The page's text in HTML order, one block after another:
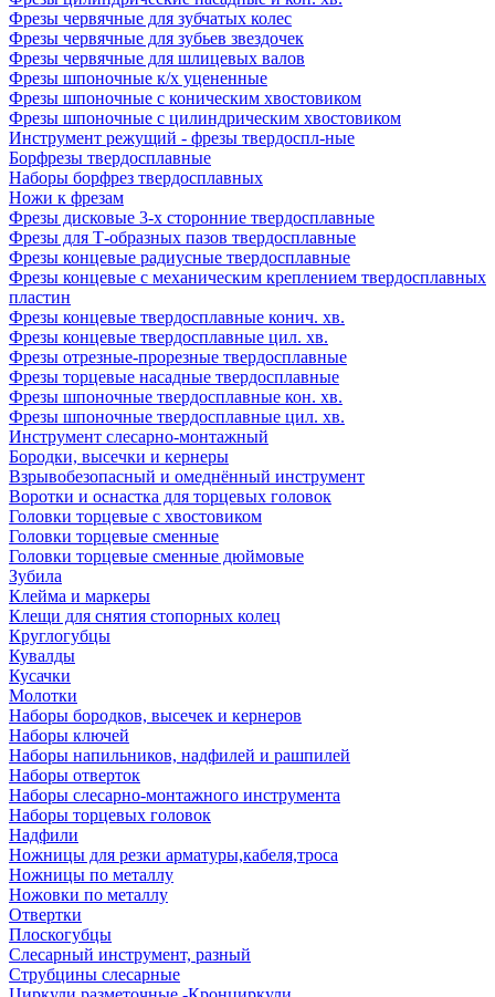
Фрезы червячные для зубчатых колес
Фрезы червячные для зубьев звездочек
Фрезы червячные для шлицевых валов
Фрезы шпоночные к/х уцененные
Фрезы шпоночные с коническим хвостовиком
Фрезы шпоночные с цилиндрическим хвостовиком
Инструмент режущий - фрезы твердоспл-ные
Борфрезы твердосплавные
Наборы борфрез твердосплавных
Ножи к фрезам
Фрезы дисковые 3-х сторонние твердосплавные
Фрезы для Т-образных пазов твердосплавные
Фрезы концевые радиусные твердосплавные
Фрезы концевые с механическим креплением твердосплавных
пластин
Фрезы концевые твердосплавные конич. хв.
Фрезы концевые твердосплавные цил. хв.
Фрезы отрезные-прорезные твердосплавные
Фрезы торцевые насадные твердосплавные
Фрезы шпоночные твердосплавные кон. хв.
Фрезы шпоночные твердосплавные цил. хв.
Инструмент слесарно-монтажный
Бородки, высечки и кернеры
Взрывобезопасный и омеднённый инструмент
Воротки и оснаcтка для торцевых головок
Головки торцевые с хвостовиком
Головки торцевые сменные
Головки торцевые сменные дюймовые
Зубила
Клейма и маркеры
Клещи для снятия стопорных колец
Круглогубцы
Кувалды
Кусачки
Молотки
Наборы бородков, высечек и кернеров
Наборы ключей
Наборы напильников, надфилей и рашпилей
Наборы отверток
Наборы слесарно-монтажного инструмента
Наборы торцевых головок
Надфили
Ножницы для резки арматуры,кабеля,троса
Ножницы по металлу
Ножовки по металлу
Отвертки
Плоскогубцы
Слесарный инструмент, разный
Струбцины слесарные